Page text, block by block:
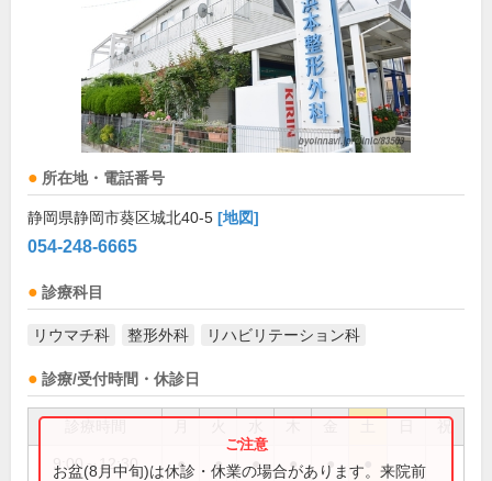
所在地・電話番号
静岡県静岡市葵区城北40-5 [地図]
054-248-6665
診療科目
リウマチ科 整形外科 リハビリテーション科
診療/受付時間・休診日
祝
9:00～12:30 ● ● ● ● ●
お盆(8月中旬)は休診・休業の場合があります。来院前